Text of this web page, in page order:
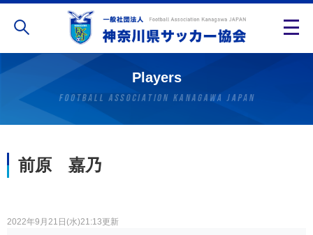
Players
前原 嘉乃
2022年9月21日(水)21:13更新